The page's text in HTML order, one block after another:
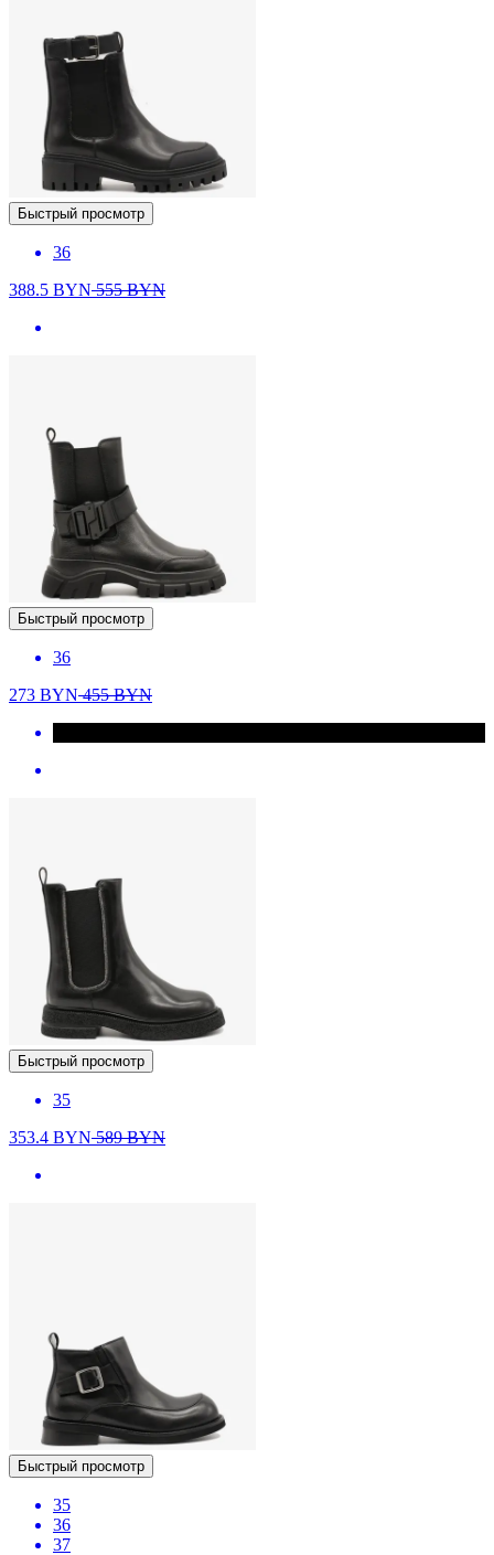
Быстрый просмотр
36
388.5 BYN555BYN
Быстрый просмотр
36
273 BYN455BYN
Быстрый просмотр
35
353.4 BYN589BYN
Быстрый просмотр
35
36
37